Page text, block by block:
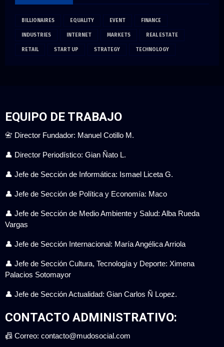
BILLIONAIRES EQUALITY EVENT FINANCE
INDUSTRIES INTERNET MARKETS REAL ESTATE
RETAIL START UP STRATEGY TECHNOLOGY
EQUIPO DE TRABAJO
📇 Director Fundador: Manuel Cotillo M.
👤 Director Periodístico: Gian Ñato L.
👤 Jefe de Sección de Informática: Ismael Liceta G.
👤 Jefe de Sección de Política y Economía: Maco
👤 Jefe de Sección de Medio Ambiente y Salud: Alba Rueda
Vargas
👤 Jefe de Sección Internacional: María Angélica Arriola
👤 Jefe de Sección Cultura, Tecnología y Deporte: Ximena
Palacios Sotomayor
👤 Jefe de Sección Actualidad: Gian Carlos Ñ Lopez.
CONTACTO ADMINISTRATIVO:
📠 Correo: contacto@mudosocial.com